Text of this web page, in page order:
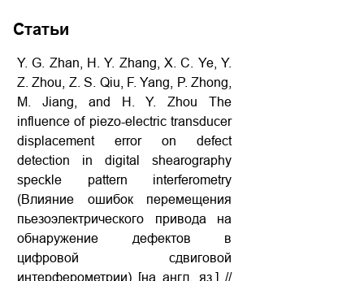
Статьи
Y. G. Zhan, H. Y. Zhang, X. C. Ye, Y.
Z. Zhou, Z. S. Qiu, F. Yang, P. Zhong,
M. Jiang, and H. Y. Zhou The
influence of piezo-electric transducer
displacement error on defect
detection in digital shearography
speckle pattern interferometry
(Влияние ошибок перемещения
пьезоэлектрического привода на
обнаружение дефектов в
цифровой сдвиговой
интерферометрии) [на англ. яз.] //